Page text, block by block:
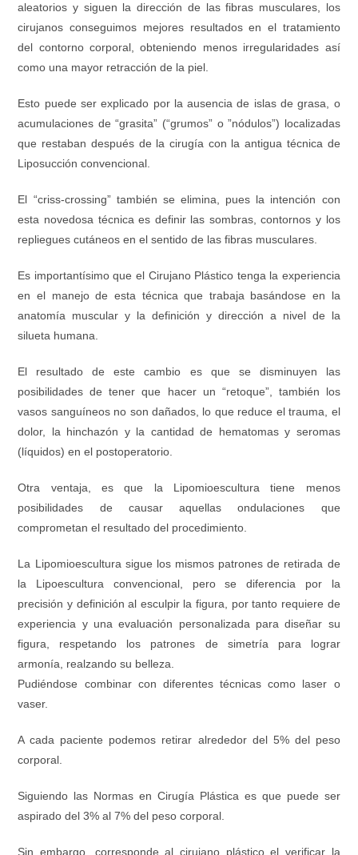
aleatorios y siguen la dirección de las fibras musculares, los
cirujanos conseguimos mejores resultados en el tratamiento
del contorno corporal, obteniendo menos irregularidades así
como una mayor retracción de la piel.
Esto puede ser explicado por la ausencia de islas de grasa, o
acumulaciones de “grasita” (“grumos” o ”nódulos”) localizadas
que restaban después de la cirugía con la antigua técnica de
Liposucción convencional.
El “criss-crossing” también se elimina, pues la intención con
esta novedosa técnica es definir las sombras, contornos y los
repliegues cutáneos en el sentido de las fibras musculares.
Es importantísimo que el Cirujano Plástico tenga la experiencia
en el manejo de esta técnica que trabaja basándose en la
anatomía muscular y la definición y dirección a nivel de la
silueta humana.
El resultado de este cambio es que se disminuyen las
posibilidades de tener que hacer un “retoque”, también los
vasos sanguíneos no son dañados, lo que reduce el trauma, el
dolor, la hinchazón y la cantidad de hematomas y seromas
(líquidos) en el postoperatorio.
Otra ventaja, es que la Lipomioescultura tiene menos
posibilidades de causar aquellas ondulaciones que
comprometan el resultado del procedimiento.
La Lipomioescultura sigue los mismos patrones de retirada de
la Lipoescultura convencional, pero se diferencia por la
precisión y definición al esculpir la figura, por tanto requiere de
experiencia y una evaluación personalizada para diseñar su
figura, respetando los patrones de simetría para lograr
armonía, realzando su belleza.
Pudiéndose combinar con diferentes técnicas como laser o
vaser.
A cada paciente podemos retirar alrededor del 5% del peso
corporal.
Siguiendo las Normas en Cirugía Plástica es que puede ser
aspirado del 3% al 7% del peso corporal.
Sin embargo, corresponde al cirujano plástico el verificar la